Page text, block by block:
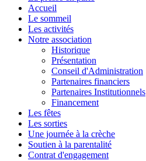
Accueil
Le sommeil
Les activités
Notre association
Historique
Présentation
Conseil d'Administration
Partenaires financiers
Partenaires Institutionnels
Financement
Les fêtes
Les sorties
Une journée à la crèche
Soutien à la parentalité
Contrat d'engagement